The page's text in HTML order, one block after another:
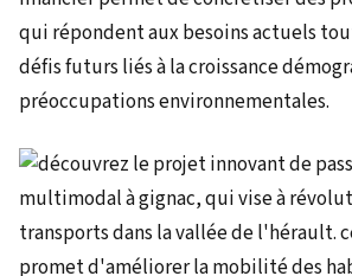
qui répondent aux besoins actuels
défis futurs liés à la croissance
préoccupations environnementales.